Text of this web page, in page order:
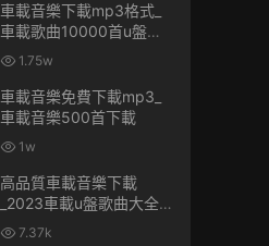
車載音樂下載mp3格式_
車載歌曲10000首u盤免
費 1.75w
車載音樂免費下載mp3_
車載音樂500首下載
1w
高品質車載音樂下載
_2023車載u盤歌曲大全下
載 7.37k